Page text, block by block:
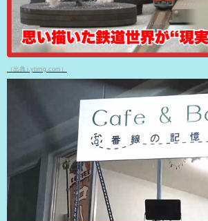
（出典 i.ytimg.com）